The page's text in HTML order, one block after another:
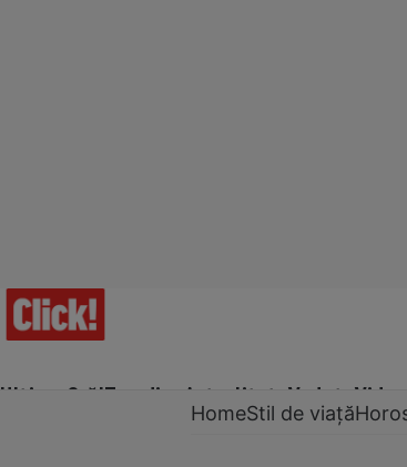
Ultima Oră!Trending Actualitate Vedete Video
HomeStil de viață